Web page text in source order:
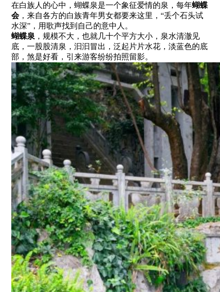
在白族人的心中，蝴蝶泉是一个象征爱情的泉，每年蝴蝶
会，来自各方的白族青年男女都要来这里，“丢个石头试
水深”，用歌声找到自己的意中人。
蝴蝶泉 ，规模不大，也就几十个平方大小，泉水清澈见
底，一股股清泉，汩汩冒出，泛起片片水花，淡蓝色的底
部，煞是好看，引来游客纷纷拍照留影。